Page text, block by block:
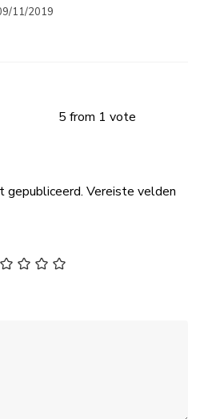
11/2019
5 from 1 vote
gepubliceerd. Vereiste velden